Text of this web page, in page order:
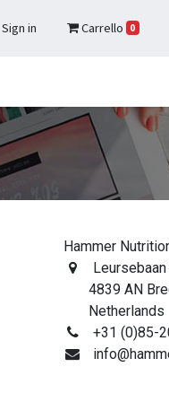
Sign in Carrello 0
Hammer
4839 AN
Netherlands
+31 (0)85-